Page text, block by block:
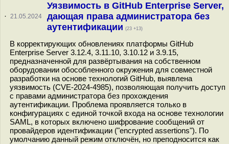
· 21.05.2024
Уязвимость в GitHub Enterprise Server,
дающая права администратора без
аутентификации (23 +13)
В корректирующих обновлениях платформы GitHub
Enterprise Server 3.12.4, 3.11.10, 3.10.12 и 3.9.15,
предназначенной для развёртывания на собственном
оборудовании обособленного окружения для совместной
разработки на основе технологий GitHub, выявлена
уязвимость (CVE-2024-4985), позволяющая получить доступ
с правами администратора без прохождения
аутентификации. Проблема проявляется только в
конфигурациях с единой точкой входа на основе технологии
SAML, в которых включено шифрование сообщений от
провайдеров идентификации ("encrypted assertions"). По
умолчанию данный режим отключён, но преподносится как